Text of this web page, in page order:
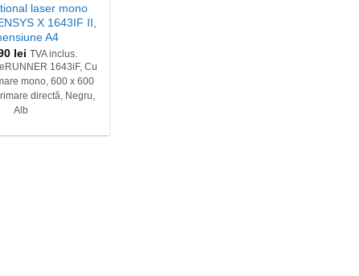
laser mono
X 1643IF II,
A4
lei
TVA inclus.
1643iF, Cu
mono, 600 x 600
directă, Negru,
Alb